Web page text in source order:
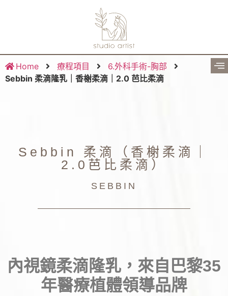
Home 療程項目
6.外科手術-胸部
Sebbin 柔滴隆乳｜香榭柔滴｜2.0 芭比柔滴
Sebbin 柔滴（香榭柔滴｜
2.0芭比柔滴）
SEBBIN
內視鏡柔滴隆乳，來自巴黎35
年醫療植體領導品牌